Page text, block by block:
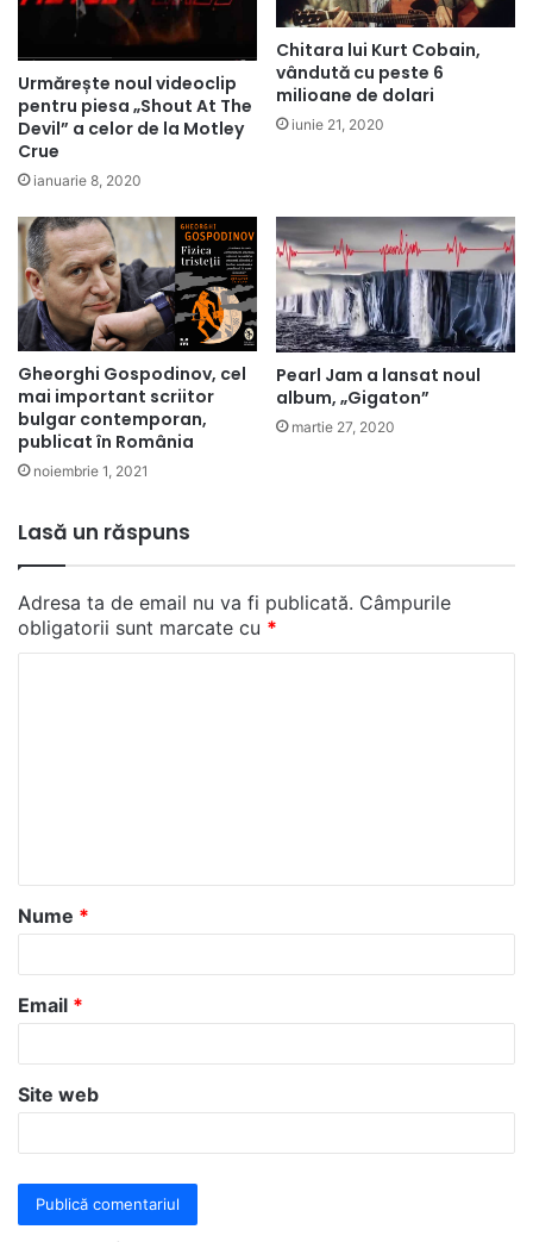
Urmărește noul videoclip
pentru piesa „Shout At The
Devil” a celor de la Motley
Crue
ianuarie 8, 2020
Chitara lui Kurt Cobain,
vândută cu peste 6
milioane de dolari
iunie 21, 2020
Gheorghi Gospodinov, cel
mai important scriitor
bulgar contemporan,
publicat în România
noiembrie 1, 2021
Pearl Jam a lansat noul
album, „Gigaton”
martie 27, 2020
Lasă un răspuns
Adresa ta de email nu va fi publicată. Câmpurile
obligatorii sunt marcate cu *
a
r
*
Nume *
Email *
Site web